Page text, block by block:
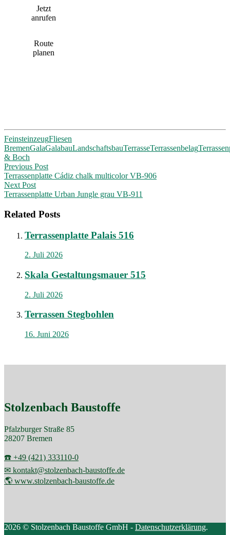
Jetzt
anrufen
Route
planen
FeinsteinzeugFliesen
BremenGalaGalabauLandschaftsbauTerrasseTerrassenbelag
& Boch
Post
navigation
Previous Post
Terrassenplatte Cádiz chalk multicolor VB-906
Next Post
Terrassenplatte Urban Jungle grau VB-911
Related Posts
Terrassenplatte Palais 516
2. Juli 2026
Skala Gestaltungsmauer 515
2. Juli 2026
Terrassen Stegbohlen
16. Juni 2026
Stolzenbach Baustoffe
Pfalzburger Straße 85
28207 Bremen
☎️ +49 (421) 333110-0
✉ kontakt@stolzenbach-baustoffe.de
🌎 www.stolzenbach-baustoffe.de
2026 © Stolzenbach Baustoffe GmbH - Datenschutzerklärung.